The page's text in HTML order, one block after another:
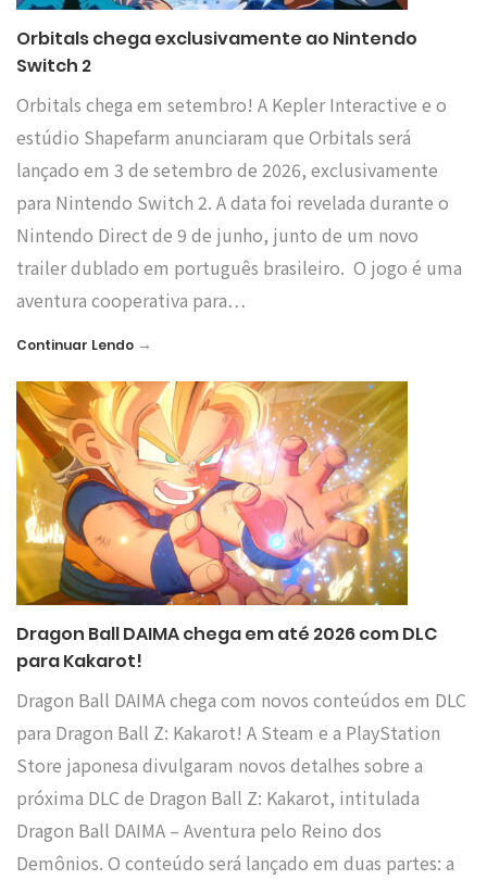
Orbitals chega exclusivamente ao Nintendo
Switch 2
Orbitals chega em setembro! A Kepler Interactive e o
estúdio Shapefarm anunciaram que Orbitals será
lançado em 3 de setembro de 2026, exclusivamente
para Nintendo Switch 2. A data foi revelada durante o
Nintendo Direct de 9 de junho, junto de um novo
trailer dublado em português brasileiro. O jogo é uma
aventura cooperativa para…
Continuar Lendo →
Dragon Ball DAIMA chega em até 2026 com DLC
para Kakarot!
Dragon Ball DAIMA chega com novos conteúdos em DLC
para Dragon Ball Z: Kakarot! A Steam e a PlayStation
Store japonesa divulgaram novos detalhes sobre a
próxima DLC de Dragon Ball Z: Kakarot, intitulada
Dragon Ball DAIMA – Aventura pelo Reino dos
Demônios. O conteúdo será lançado em duas partes: a